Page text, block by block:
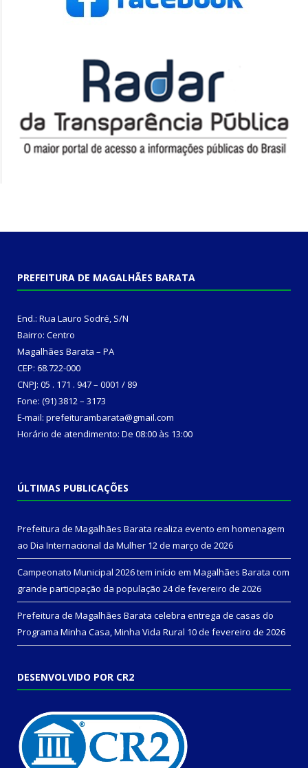
PREFEITURA DE MAGALHÃES BARATA
End.: Rua Lauro Sodré, S/N
Bairro: Centro
Magalhães Barata – PA
CEP: 68.722-000
CNPJ: 05 . 171 . 947 – 0001 / 89
Fone: (91) 3812 – 3173
E-mail: prefeiturambarata@gmail.com
Horário de atendimento: De 08:00 às 13:00
ÚLTIMAS PUBLICAÇÕES
Prefeitura de Magalhães Barata realiza evento em homenagem
ao Dia Internacional da Mulher 12 de março de 2026
Campeonato Municipal 2026 tem início em Magalhães Barata com
grande participação da população 24 de fevereiro de 2026
Prefeitura de Magalhães Barata celebra entrega de casas do
Programa Minha Casa, Minha Vida Rural 10 de fevereiro de 2026
DESENVOLVIDO POR CR2